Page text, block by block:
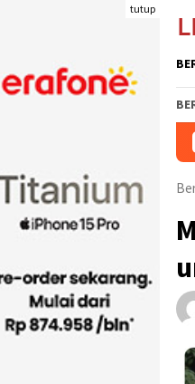
tutup
Kuota Pengiriman